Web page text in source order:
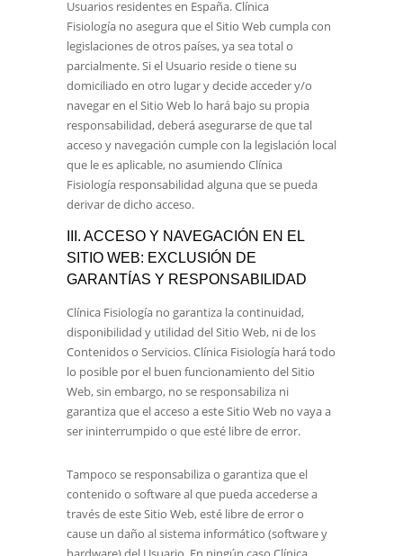
Usuarios residentes en España.Clínica
Fisiología no asegura que el Sitio Web cumpla con
legislaciones de otros países, ya sea total o
parcialmente. Si el Usuario reside o tiene su
domiciliado en otro lugar y decide acceder y/o
navegar en el Sitio Web lo hará bajo su propia
responsabilidad, deberá asegurarse de que tal
acceso y navegación cumple con la legislación local
que le es aplicable, no asumiendo Clínica
Fisiología responsabilidad alguna que se pueda
derivar de dicho acceso.
III. ACCESO Y NAVEGACIÓN EN EL
SITIO WEB: EXCLUSIÓN DE
GARANTÍAS Y RESPONSABILIDAD
Clínica Fisiología no garantiza la continuidad,
disponibilidad y utilidad del Sitio Web, ni de los
Contenidos o Servicios.Clínica Fisiología hará todo
lo posible por el buen funcionamiento del Sitio
Web, sin embargo, no se responsabiliza ni
garantiza que el acceso a este Sitio Web no vaya a
ser ininterrumpido o que esté libre de error.
Tampoco se responsabiliza o garantiza que el
contenido o software al que pueda accederse a
través de este Sitio Web, esté libre de error o
cause un daño al sistema informático (software y